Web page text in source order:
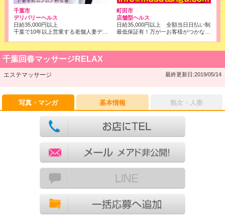
千葉市
デリバリーヘルス
日給35,000円以上
町田市
店舗型ヘルス
日給35,000円以上 全額当日日払い制
千葉回春マッサージRELAX
エステマッサージ 最終更新日:2019/05/14
写真・マンガ 基本情報 熟女・人妻